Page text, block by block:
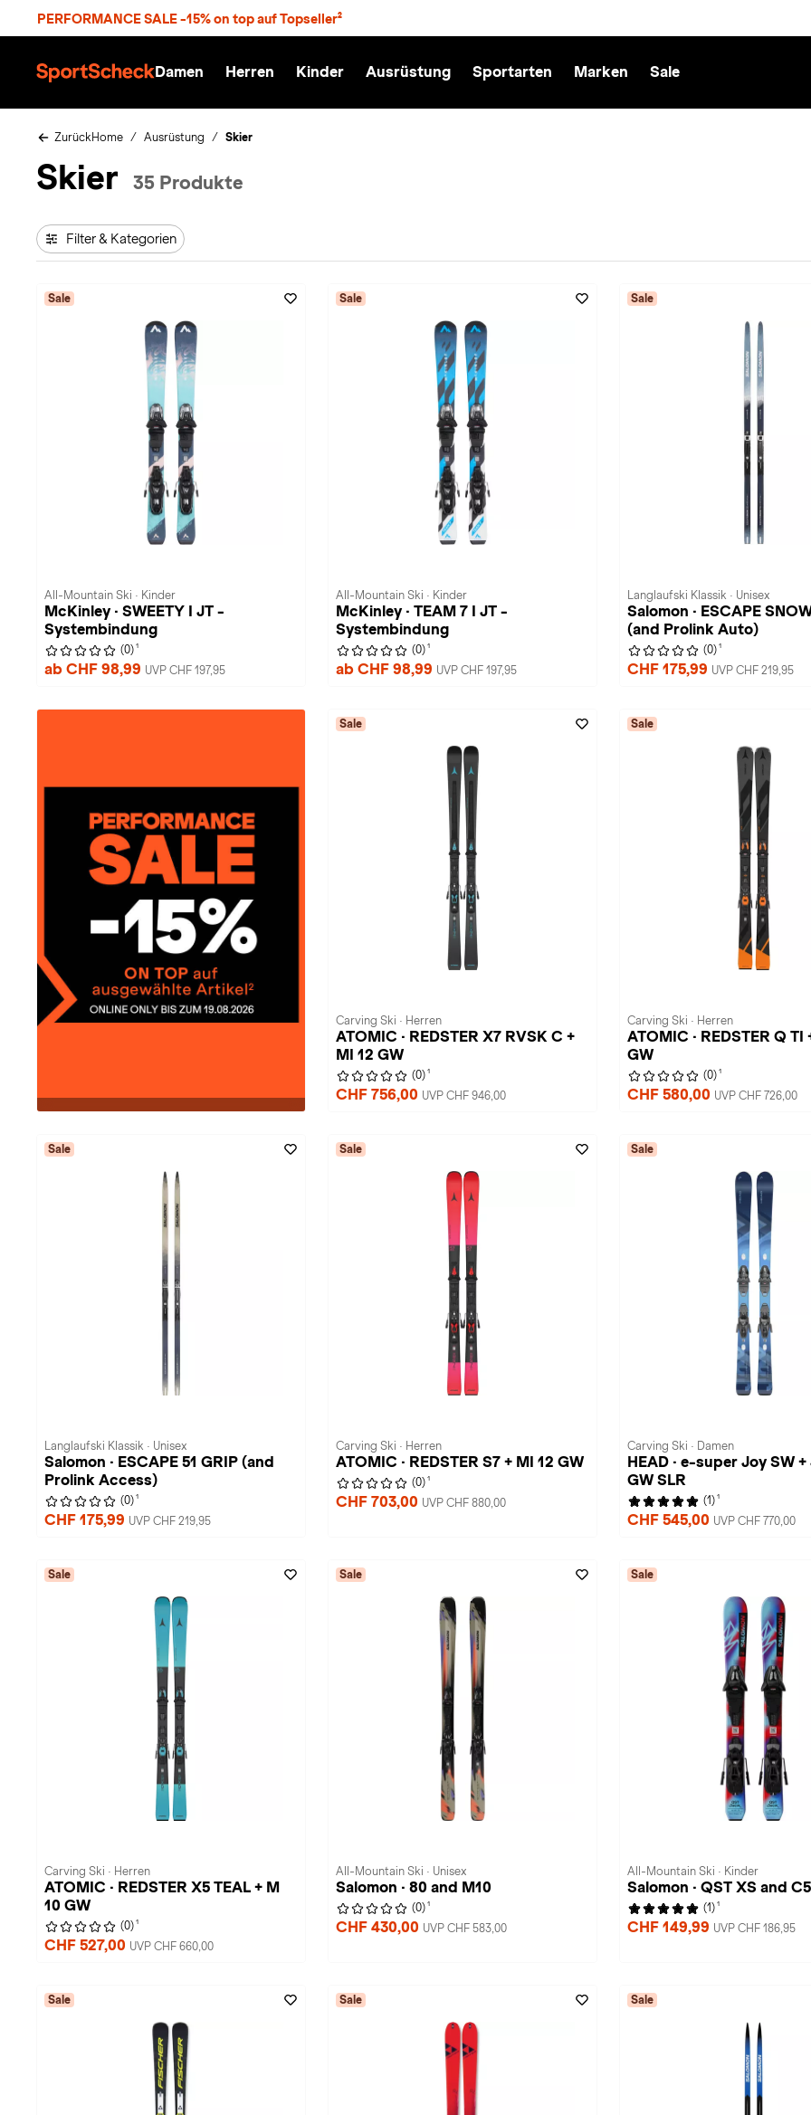
PERFORMANCE SALE -15% on top auf Topseller²
S
c
c
k
Damen Herren Kinder Ausrüstung Sportarten Marken Sale
ZurückHome Ausrüstung Skier
Skier 35 Produkte
Filter & Kategorien
Sale
All-Mountain Ski · Kinder
McKinley · SWEETY I JT -
Systembindung
(0) 1
ab CHF 98,99 UVP CHF 197,95
Sale
All-Mountain Ski · Kinder
McKinley · TEAM 7 I JT -
Systembindung
(0) 1
ab CHF 98,99 UVP CHF 197,95
Sale
Langlaufski Klassik · Unisex
Salomon · ESCAPE
(and Prolink Auto)
(0) 1
CHF 175,99 UVP CHF 219,95
Sale
Carving Ski · Herren
ATOMIC · REDSTER X7 RVSK C +
MI 12 GW
(0) 1
CHF 756,00 UVP CHF 946,00
Sale
Carving Ski · Herren
ATOMIC · REDSTER Q TI
GW
(0) 1
CHF 580,00 UVP CHF 726,00
Sale
Langlaufski Klassik · Unisex
Salomon · ESCAPE 51 GRIP (and
Prolink Access)
(0) 1
CHF 175,99 UVP CHF 219,95
Sale
Carving Ski · Herren
ATOMIC · REDSTER S7 + MI 12 GW
(0) 1
CHF 703,00 UVP CHF 880,00
Sale
Carving Ski · Damen
HEAD · e-super Joy SW +
GW SLR
(1) 1
CHF 545,00 UVP CHF 770,00
Sale
Carving Ski · Herren
ATOMIC · REDSTER X5 TEAL + M
10 GW
(0) 1
CHF 527,00 UVP CHF 660,00
Sale
All-Mountain Ski · Unisex
Salomon · 80 and M10
(0) 1
CHF 430,00 UVP CHF 583,00
Sale
All-Mountain Ski · Kinder
Salomon · QST XS and C5
(1) 1
CHF 149,99 UVP CHF 186,95
Sale Sale Sale